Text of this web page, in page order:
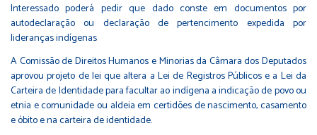
Interessado poderá pedir que dado conste em documentos por
autodeclaração ou declaração de pertencimento expedida por
lideranças indígenas
A Comissão de Direitos Humanos e Minorias da Câmara dos Deputados
aprovou projeto de lei que altera a Lei de Registros Públicose a Lei da
Carteira de Identidadepara facultar ao indígena a indicação de povo ou
etnia e comunidade ou aldeia em certidões de nascimento, casamento
e óbito e na carteira de identidade.